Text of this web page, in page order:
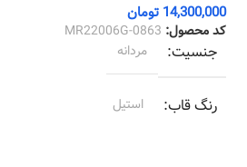
14,300,000 تومان
کد محصول: MR22006G-0863
جنسیت مردانه
رنگ قاب استیل